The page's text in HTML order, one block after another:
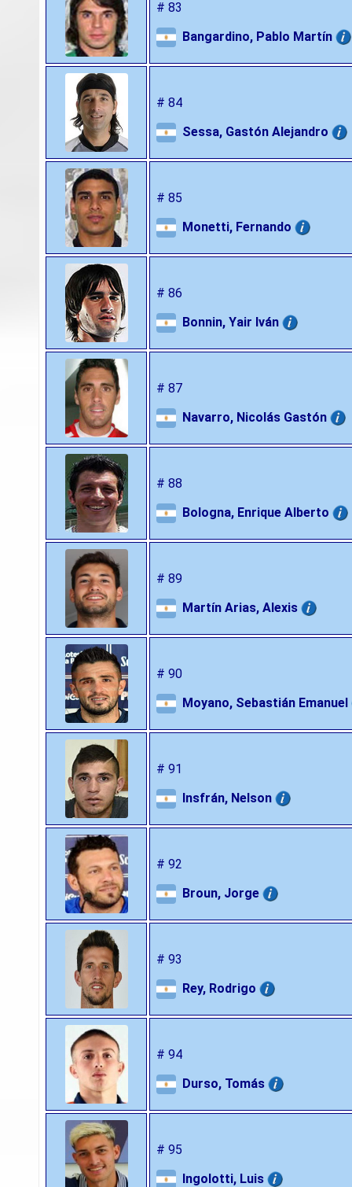
# 83
Bangardino, Pablo Martín
# 84
Sessa, Gastón Alejandro
# 85
Monetti, Fernando
# 86
Bonnin, Yair Iván
# 87
Navarro, Nicolás Gastón
# 88
Bologna, Enrique Alberto
# 89
Martín Arias, Alexis
# 90
Moyano, Sebastián Emanuel
# 91
Insfrán, Nelson
# 92
Broun, Jorge
# 93
Rey, Rodrigo
# 94
Durso, Tomás
# 95
Ingolotti, Luis